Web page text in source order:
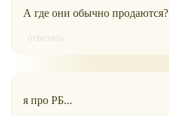
А где они обычно продаются?
ответить
я про РБ...